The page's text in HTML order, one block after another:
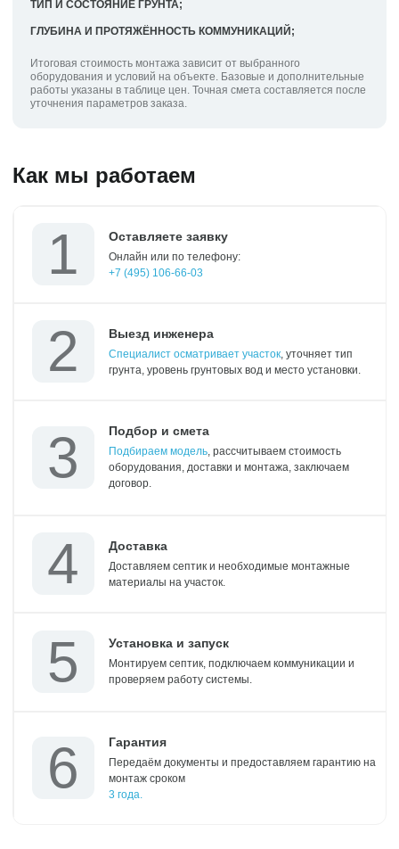
ТИП И СОСТОЯНИЕ ГРУНТА;
ГЛУБИНА И ПРОТЯЖЁННОСТЬ КОММУНИКАЦИЙ;
Итоговая стоимость монтажа зависит от выбранного
оборудования и условий на объекте. Базовые и дополнительные
работы указаны в таблице цен. Точная смета составляется после
уточнения параметров заказа.
Как мы работаем
Оставляете заявку
Онлайн или по телефону:
+7 (495) 106-66-03
Выезд инженера
Специалист осматривает участок, уточняет тип
грунта, уровень грунтовых вод и место установки.
Подбор и смета
Подбираем модель, рассчитываем стоимость
оборудования, доставки и монтажа, заключаем
договор.
Доставка
Доставляем септик и необходимые монтажные
материалы на участок.
Установка и запуск
Монтируем септик, подключаем коммуникации и
проверяем работу системы.
Гарантия
Передаём документы и предоставляем гарантию на
монтаж сроком
3 года.